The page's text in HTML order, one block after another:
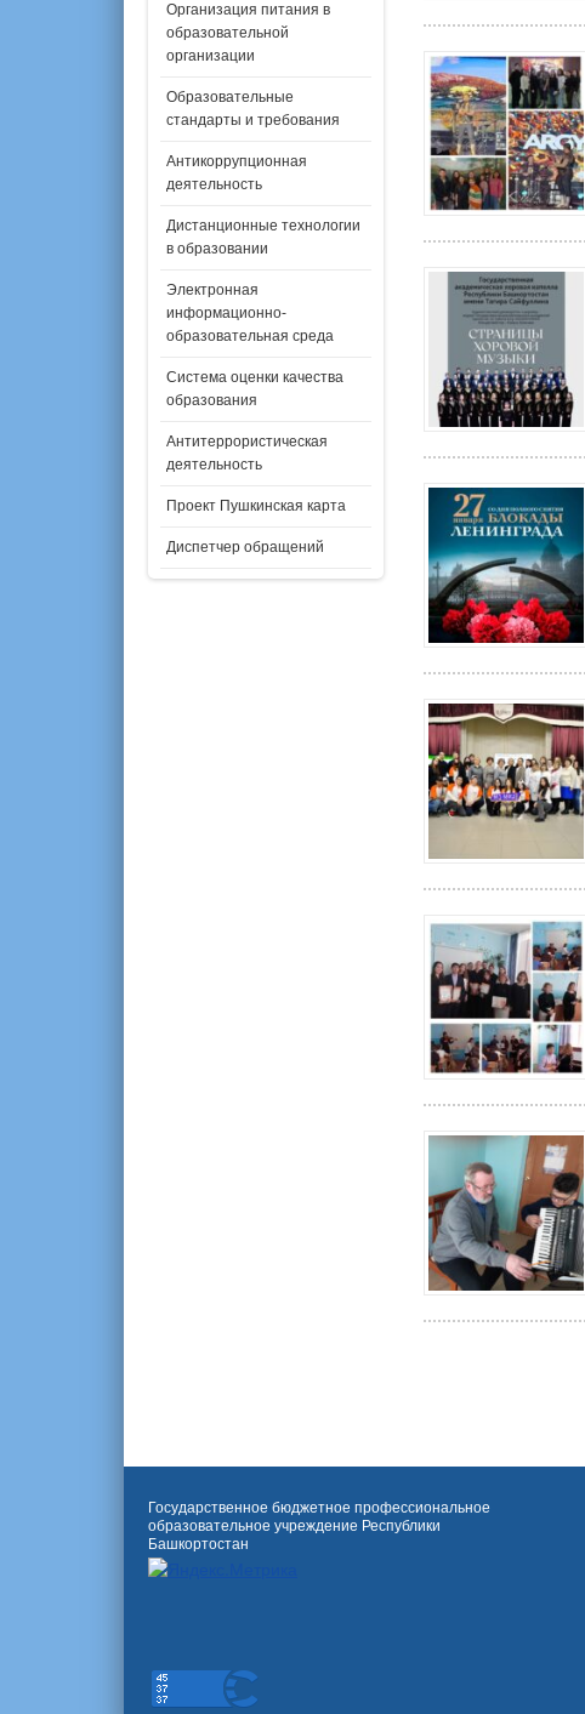
Организация питания в
образовательной
организации
Образовательные
стандарты и требования
Антикоррупционная
деятельность
Дистанционные технологии
в образовании
Электронная
информационно-
образовательная среда
Система оценки качества
образования
Антитеррористическая
деятельность
Проект Пушкинская карта
Диспетчер обращений
Государственное бюджетное профессиональное
образовательное учреждение Республики
Башкортостан